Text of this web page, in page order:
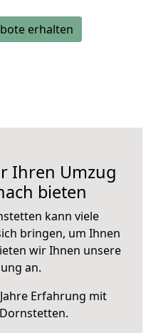
erhalten
Ihren Umzug
bieten
kann viele
bringen, um Ihnen
wir Ihnen unsere
an.
Erfahrung mit
Dornstetten.